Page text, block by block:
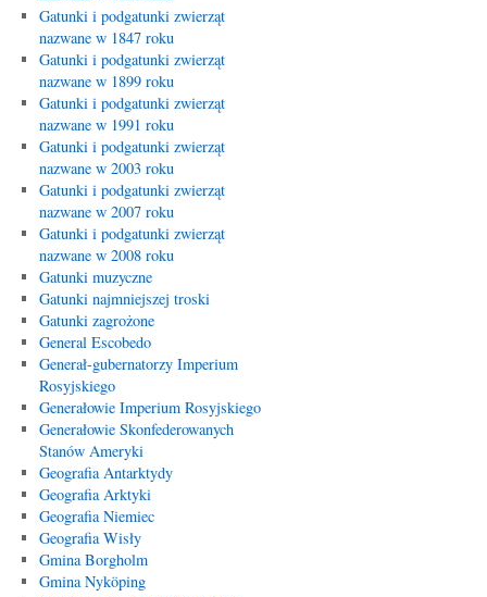
Gatunki i podgatunki zwierząt
nazwane w 1847 roku
Gatunki i podgatunki zwierząt
nazwane w 1899 roku
Gatunki i podgatunki zwierząt
nazwane w 1991 roku
Gatunki i podgatunki zwierząt
nazwane w 2003 roku
Gatunki i podgatunki zwierząt
nazwane w 2007 roku
Gatunki i podgatunki zwierząt
nazwane w 2008 roku
Gatunki muzyczne
Gatunki najmniejszej troski
Gatunki zagrożone
General Escobedo
Generał-gubernatorzy Imperium
Rosyjskiego
Generałowie Imperium Rosyjskiego
Generałowie Skonfederowanych
Stanów Ameryki
Geografia Antarktydy
Geografia Arktyki
Geografia Niemiec
Geografia Wisły
Gmina Borgholm
Gmina Nyköping